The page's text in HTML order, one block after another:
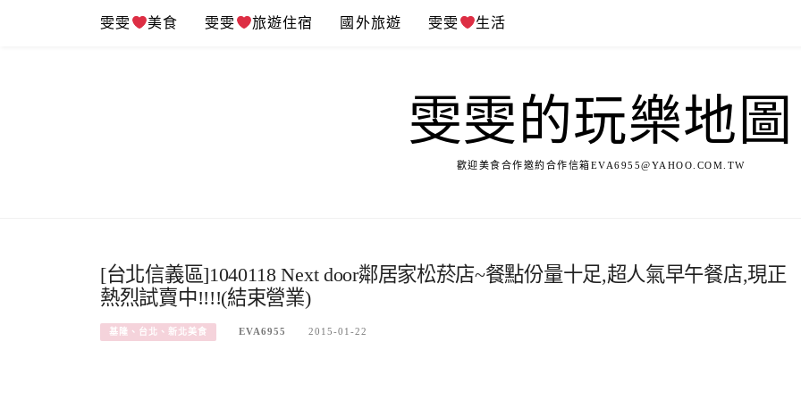
雯雯 美食 雯雯 旅遊住宿 國外旅遊 雯雯 生活
雯雯的玩樂地圖
歡迎美食合作邀約合作信箱EVA6955@YAHOO.COM.TW
[台北信義區]1040118 Next door鄰居家松菸店~餐點份量十足,超人氣早午餐店,現正
熱烈試賣中!!!!(結束營業)
基隆、台北、新北美食 EVA6955 2015-01-22